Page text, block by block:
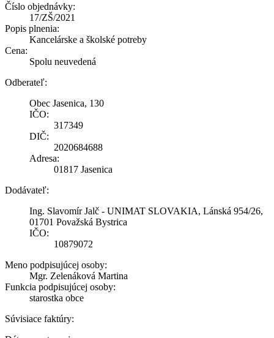
Číslo objednávky:
17/ZŠ/2021
Popis plnenia:
Kancelárske a školské potreby
Cena:
Spolu neuvedená
Odberateľ:
Obec Jasenica, 130
IČO:
317349
DIČ:
2020684688
Adresa:
01817 Jasenica
Dodávateľ:
Ing. Slavomír Jalč - UNIMAT SLOVAKIA, Lánská 954/26,
01701 Považská Bystrica
IČO:
10879072
Meno podpisujúcej osoby:
Mgr. Zelenáková Martina
Funkcia podpisujúcej osoby:
starostka obce
Súvisiace faktúry: